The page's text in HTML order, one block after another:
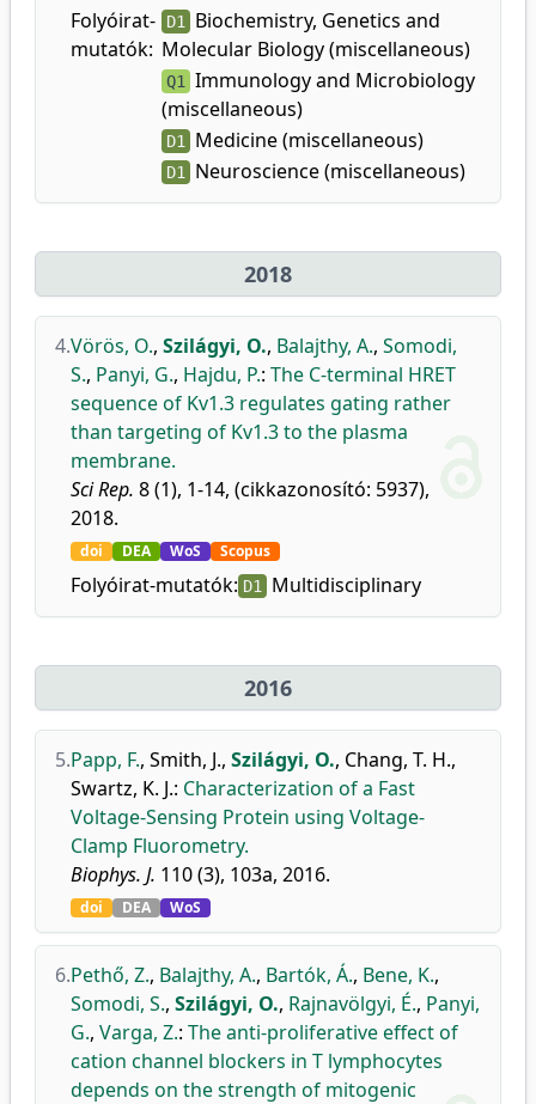
Folyóirat-
mutatók:
D1 Biochemistry, Genetics and
Molecular Biology (miscellaneous)
Q1 Immunology and Microbiology
(miscellaneous)
D1 Medicine (miscellaneous)
D1 Neuroscience (miscellaneous)
2018
4.Vörös, O., Szilágyi, O., Balajthy, A., Somodi,
S., Panyi, G., Hajdu, P.: The C-terminal HRET
sequence of Kv1.3 regulates gating rather
than targeting of Kv1.3 to the plasma
membrane.
Sci Rep. 8 (1), 1-14, (cikkazonosító: 5937),
2018.
doi DEA WoS Scopus
Folyóirat-mutatók: D1 Multidisciplinary
2016
5.Papp, F., Smith, J., Szilágyi, O., Chang, T. H.,
Swartz, K. J.: Characterization of a Fast
Voltage-Sensing Protein using Voltage-
Clamp Fluorometry.
Biophys. J. 110 (3), 103a, 2016.
doi DEA WoS
6.Pethő, Z., Balajthy, A., Bartók, Á., Bene, K.,
Somodi, S., Szilágyi, O., Rajnavölgyi, É., Panyi,
G., Varga, Z.: The anti-proliferative effect of
cation channel blockers in T lymphocytes
depends on the strength of mitogenic